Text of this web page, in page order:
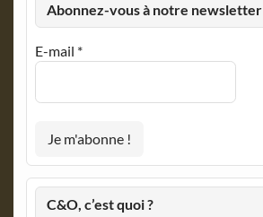
Abonnez-vous à notre newsletter
E-mail *
C&O, c’est quoi ?